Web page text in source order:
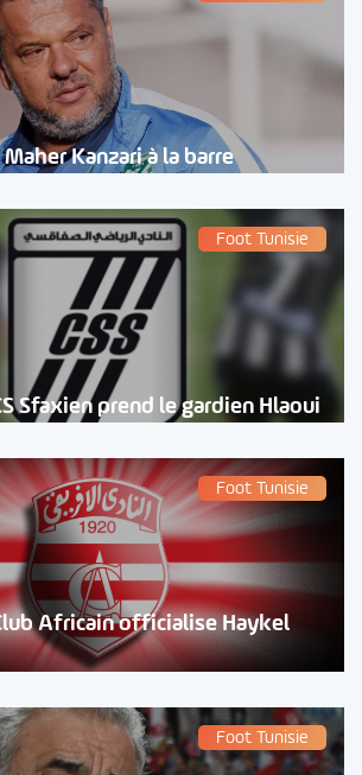
Kanzari à la barre
Foot Tunisie
Sfaxien prend le gardien Hlaoui
Foot Tunisie
Africain officialise Haykel
Foot Tunisie